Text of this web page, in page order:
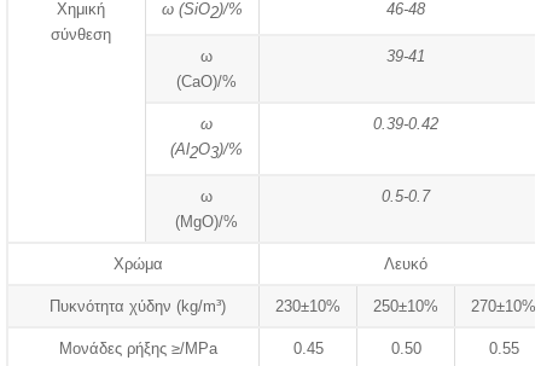
Χημική
σύνθεση
ω (SiO2)/% 46-48
ω
(CaO)/%
39-41
ω
(Al2O3)/%
0.39-0.42
ω
(MgO)/%
0.5-0.7
Χρώμα Λευκό
Πυκνότητα χύδην (kg/m³) 230±10% 250±10% 270±10%
Μονάδες ρήξης ≥/MPa 0.45 0.50 0.55